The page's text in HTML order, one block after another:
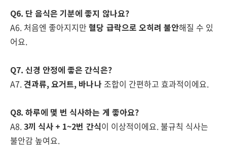
Q6. 단 음식은 기분에 좋지 않나요?
A6. 처음엔 좋아지지만혈당 급락으로 오히려 불안해질 수 있
어요.
Q7. 신경 안정에 좋은 간식은?
A7.견과류, 요거트, 바나나 조합이 간편하고 효과적이에요.
Q8. 하루에 몇 번 식사하는 게 좋아요?
A8.3끼 식사 + 1~2번 간식이 이상적이에요. 불규칙 식사는
불안감 높여요.